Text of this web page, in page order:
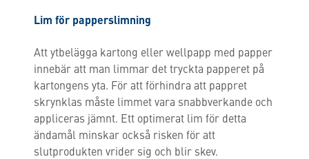
Lim för papperslimning
Att ytbelägga kartong eller wellpapp med papper
innebär att man limmar det tryckta papperet på
kartongens yta. För att förhindra att pappret
skrynklas måste limmet vara snabbverkande och
appliceras jämnt. Ett optimerat lim för detta
ändamål minskar också risken för att
slutprodukten vrider sig och blir skev.